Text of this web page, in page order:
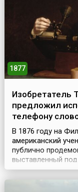
винтообразно – по...
1877
Изобретатель
предложил
телефону
В 1876 году на
американский
публично
выставленный
вскоре получил
производным от